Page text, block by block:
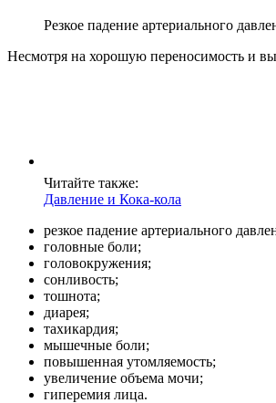
Резкое падение артериального
Несмотря на хорошую переносимость и
Читайте также:
Давление и Кока-кола
резкое падение артериального
головные боли;
головокружения;
сонливость;
тошнота;
диарея;
тахикардия;
мышечные боли;
повышенная утомляемость;
увеличение объема мочи;
гиперемия лица.